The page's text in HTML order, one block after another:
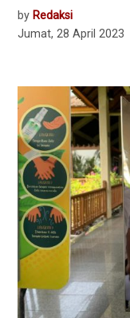
by Redaksi
Jumat, 28 April 2023